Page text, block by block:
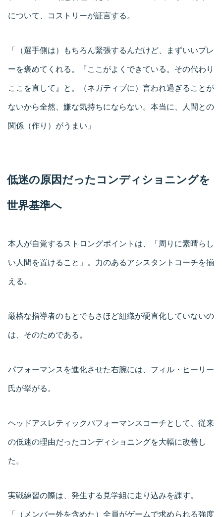
について、コストリーが証言する。
「（選手側は）もちろん緊張するんだけど、まずいいプレ
ーを褒めてくれる。『ここがよくできている。その代わり
ここを直して』と。（ネガティブに）言われ過ぎることが
ないから全然、嫌な気持ちにならない。本当に、人間との
関係（作り）がうまい」
低迷の原因だったコンディショニングを
世界基準へ
本人が自覚するストロングポイントは、「周りに素晴らし
い人間を置けること」。力のあるアシスタントコーチを揃
える。
厳格な指導者のもとでもさほど組織が硬直化していないの
は、そのためである。
パフォーマンスを進化させた右腕には、フィル・ヒーリー
氏が挙がる。
ヘッドアスレティックパフォーマンスコーチとして、従来
の低迷の理由だったコンディショニングを大幅に改善し
た。
実戦練習の際は、発生する見学組に走り込みを課す。
「（メンバー外を含めた）全員がゲームで求められる強度